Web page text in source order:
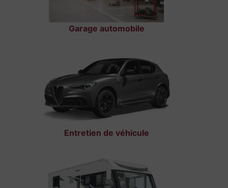
Garage automobile
Entretien de véhicule